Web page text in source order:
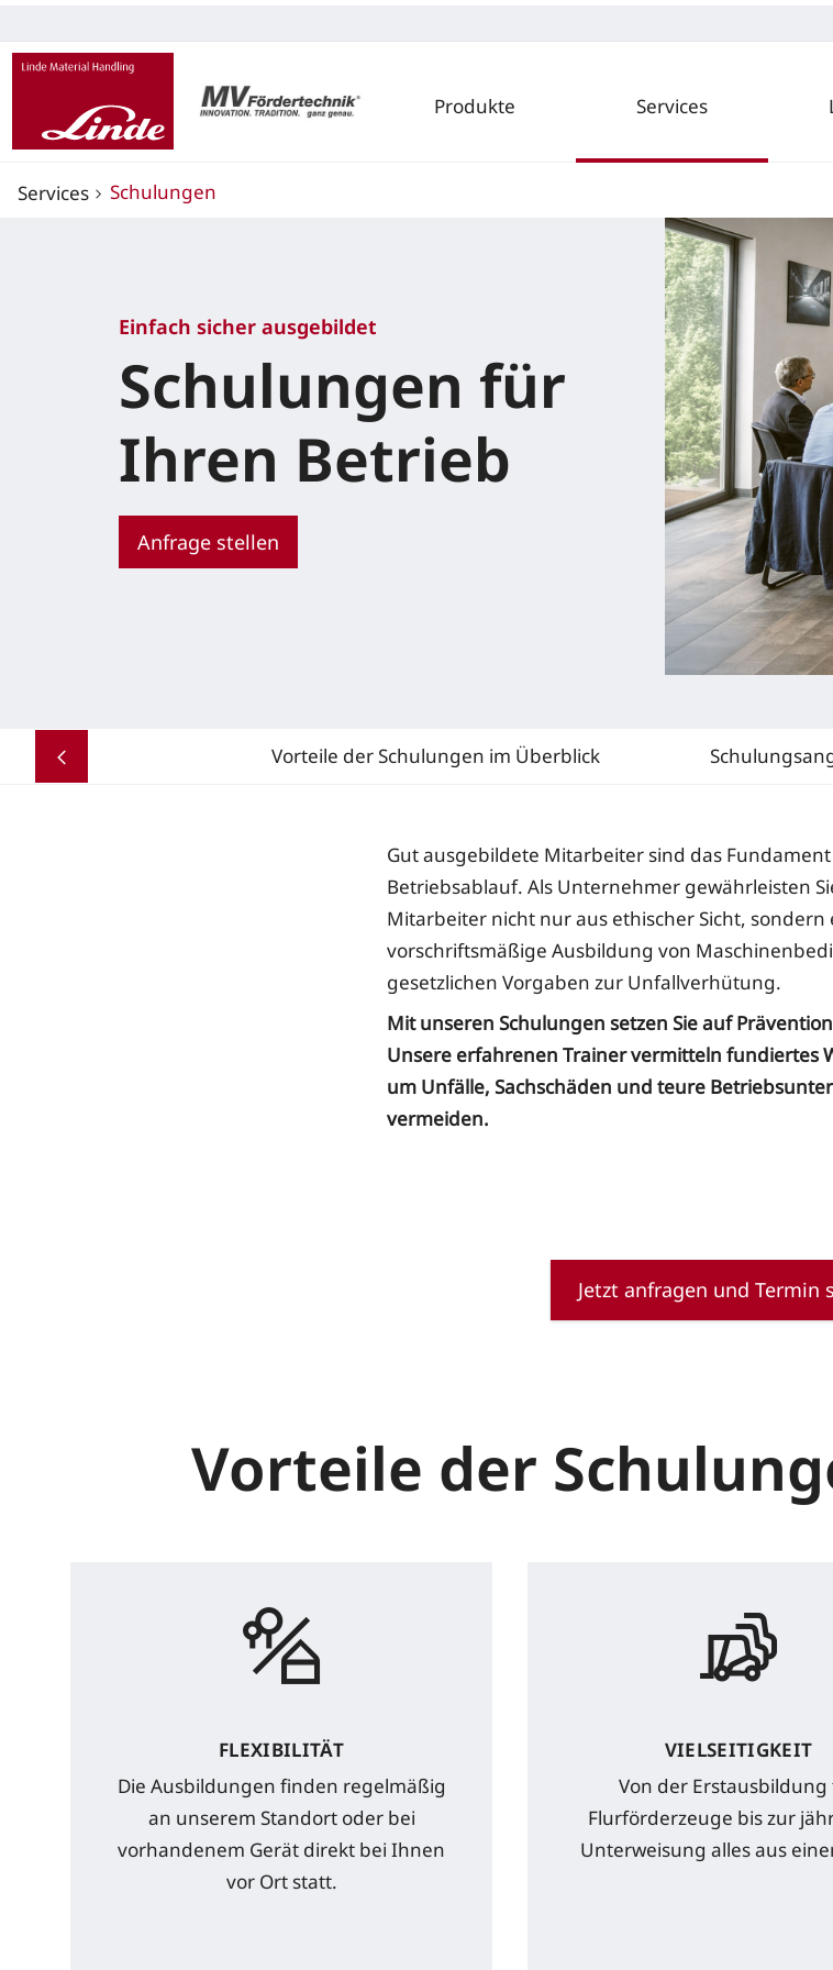
Produkte Services
Services Schulungen
Einfach sicher ausgebildet
Schulungen für
Ihren Betrieb
Anfrage stellen
Vorteile der Schulungen im Überblick
Gut ausgebildete Mitarbeiter sind das
Betriebsablauf. Als Unternehmer gewährleisten
Mitarbeiter nicht nur aus ethischer Sicht,
vorschriftsmäßige Ausbildung von
gesetzlichen Vorgaben zur Unfallverhütung.
Mit unseren Schulungen setzen Sie auf
Unsere erfahrenen Trainer vermitteln fundiertes
um Unfälle, Sachschäden und teure
vermeiden.
Jetzt anfragen und Termin
Vorteile der
FLEXIBILITÄT
Die Ausbildungen finden regelmäßig
an unserem Standort oder bei
vorhandenem Gerät direkt bei Ihnen
vor Ort statt.
VIELSEITIGKEIT
Von der
Flurförderzeuge bis zur
Unterweisung alles aus